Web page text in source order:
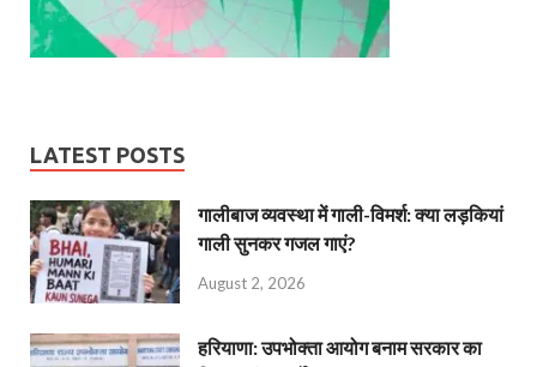
LATEST POSTS
गालीबाज व्‍यवस्‍था में गाली-विमर्श: क्या लड़कियां
गाली सुनकर गजल गाएं?
August 2, 2026
हरियाणा: उपभोक्ता आयोग बनाम सरकार का